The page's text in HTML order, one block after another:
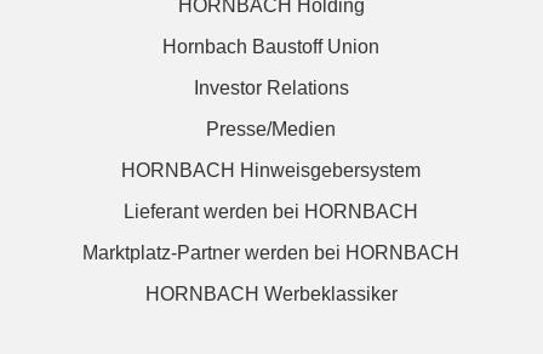
HORNBACH Holding
Hornbach Baustoff Union
Investor Relations
Presse/Medien
HORNBACH Hinweisgebersystem
Lieferant werden bei HORNBACH
Marktplatz-Partner werden bei HORNBACH
HORNBACH Werbeklassiker